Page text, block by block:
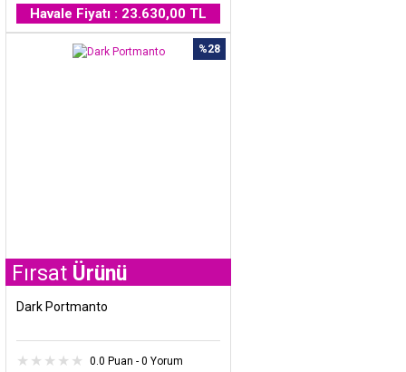
Havale Fiyatı : 23.630,00 TL
%28
Ürünü
Dark Portmanto
0.0 Puan - 0 Yorum